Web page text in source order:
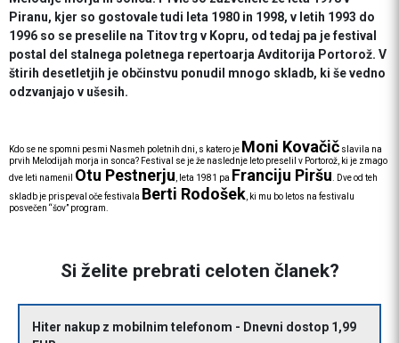
Piranu, kjer so gostovale tudi leta 1980 in 1998, v letih 1993 do
1996 so se preselile na Titov trg v Kopru, od tedaj pa je festival
postal del stalnega poletnega repertoarja Avditorija Portorož. V
štirih desetletjih je občinstvu ponudil mnogo skladb, ki še vedno
odzvanjajo v ušesih.
Kdo se ne spomni pesmi Nasmeh poletnih dni, s katero je Moni Kovačič slavila na
prvih Melodijah morja in sonca? Festival se je že naslednje leto preselil v Portorož, ki je zmago
dve leti namenil Otu Pestnerju , leta 1981 pa Franciju Piršu . Dve od teh
skladb je prispeval oče festivala Berti Rodošek , ki mu bo letos na festivalu
posvečen “šov” program.
Si želite prebrati celoten članek?
Hiter nakup z mobilnim telefonom - Dnevni dostop 1,99